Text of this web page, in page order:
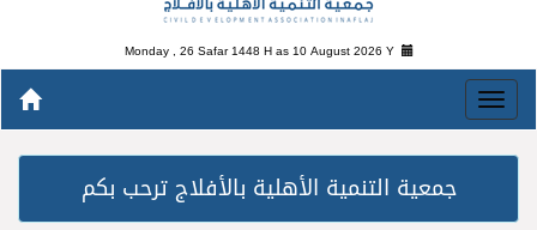
Monday , 26 Safar 1448 H as10 August 2026 Y
جمعية التنمية الأهلية بالأفلاج ترحب بكم